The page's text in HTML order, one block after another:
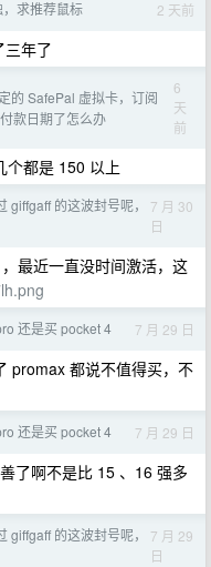
求推荐鼠标 2 天前
三年了
的 SafePal 虚拟卡，订阅
款日期了怎么办
6
天
前
个都是 150 以上
giffgaff 的这波封号呢，
7 月 30
日
最近一直没时间激活，这
还是买 pocket 4 7 月 29 日
promax 都说不值得买，不
还是买 pocket 4 7 月 29 日
了啊不是比 15 、16 强多
giffgaff 的这波封号呢，
7 月 29
日